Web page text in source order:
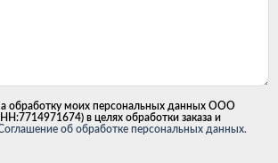
обработку моих персональных данных ООО
в целях обработки заказа и
об обработке персональных данных.